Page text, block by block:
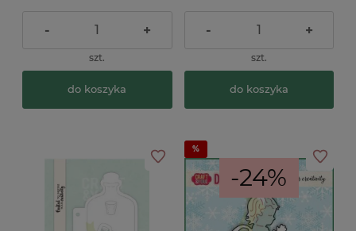
- +
szt.
do koszyka
- +
szt.
do koszyka
-24%